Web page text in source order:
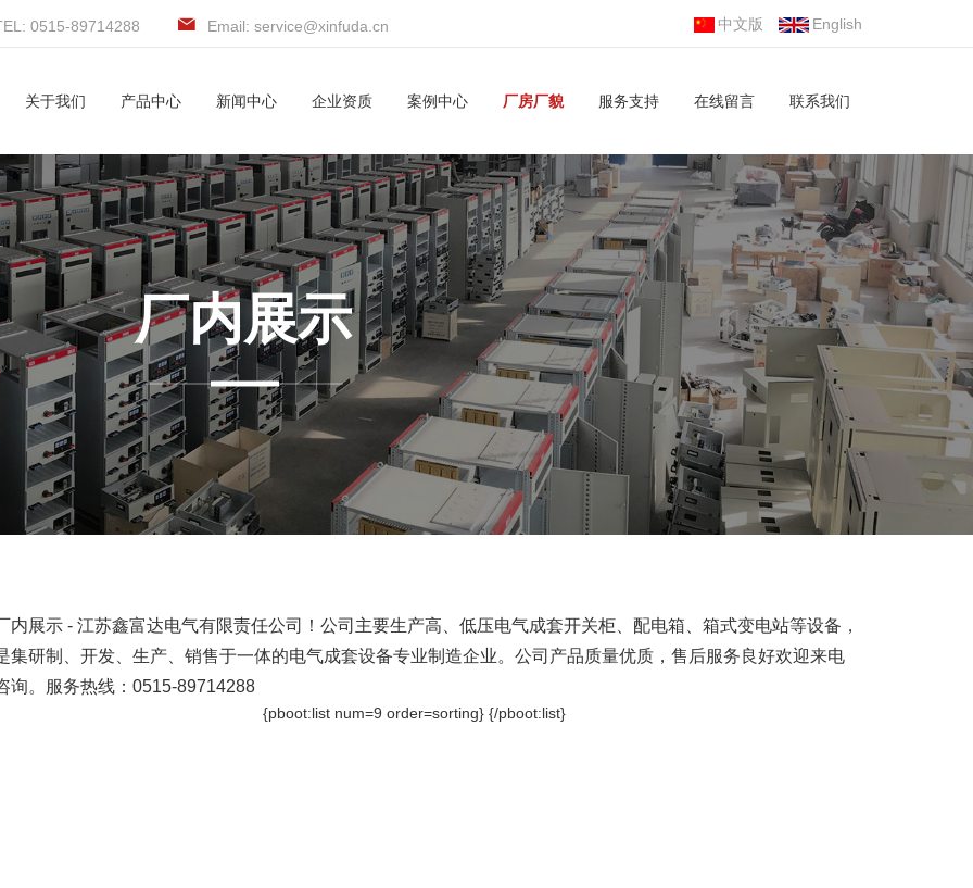
0515-89714288 Email: service@xinfuda.cn 中文版 English
关于我们 产品中心 新闻中心 企业资质 案例中心 厂房厂貌 服务支持 在线留言 联系我们
厂内展示
内展示 - 江苏鑫富达电气有限责任公司！公司主要生产高、低压电气成套开关柜、配电箱、箱式变电站等设备，
集研制、开发、生产、销售于一体的电气成套设备专业制造企业。公司产品质量优质，售后服务良好欢迎来电
询。服务热线：0515-89714288
{pboot:list num=9 order=sorting} {/pboot:list}